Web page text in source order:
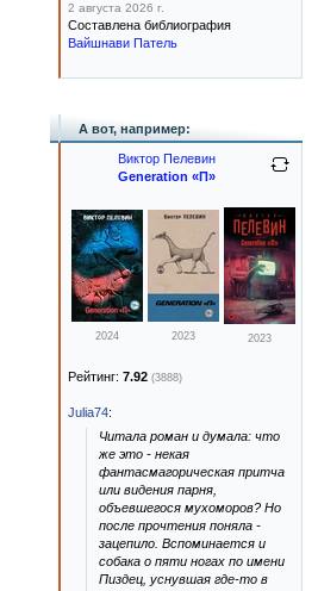
2 августа 2026 г.
Составлена библиография
Вайшнави Патель
А вот, например:
Виктор Пелевин
Generation «П»
2024 2023 2023
Рейтинг: 7.92 (3888)
Julia74:
Читала роман и думала: что
же это - некая
фантасмагорическая притча
или видения парня,
объевшегося мухоморов? Но
после прочтения поняла -
зацепило. Вспоминается и
собака о пяти ногах по имени
Пиздец, уснувшая где-то в